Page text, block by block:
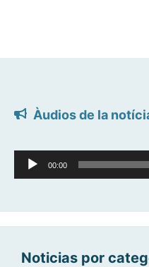
Àudios de la
Reproductor
d'àudio
00:00
Noticias por